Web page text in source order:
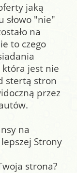
jaką
słowo "nie"
na
to czego
jest nie
stertą stron
przez
na
Strony
strona?